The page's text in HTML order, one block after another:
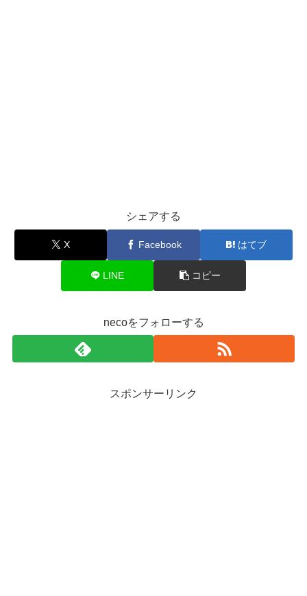
シェアする
X Facebook はてブ
LINE コピー
necoをフォローする
スポンサーリンク